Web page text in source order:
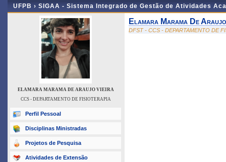
UFPB › SIGAA - Sistema Integrado de Gestão de Atividades
ELAMARA MARAMA DE ARAUJO VIEIRA
CCS - DEPARTAMENTO DE FISIOTERAPIA
Perfil Pessoal
Disciplinas Ministradas
Projetos de Pesquisa
Atividades de Extensão
Elamara Marama De
DFST - CCS - DEPARTAMENTO DE